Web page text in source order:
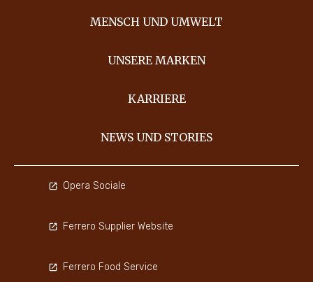
MENSCH UND UMWELT
UNSERE MARKEN
KARRIERE
NEWS UND STORIES
Opera Sociale
Ferrero Supplier Website
Ferrero Food Service